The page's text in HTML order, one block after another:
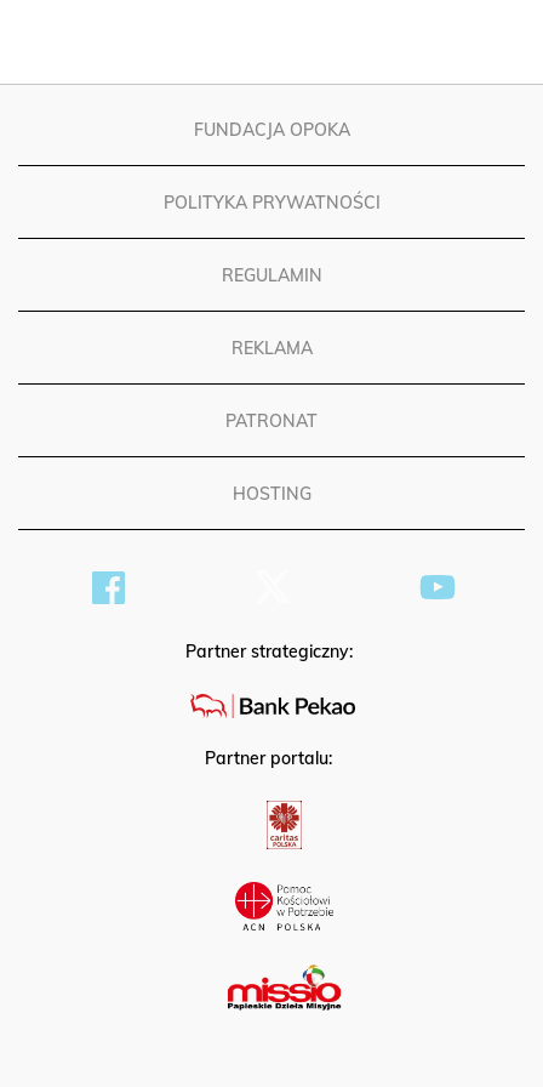
FUNDACJA OPOKA
POLITYKA PRYWATNOŚCI
REGULAMIN
REKLAMA
PATRONAT
HOSTING
Partner strategiczny:
Partner portalu: